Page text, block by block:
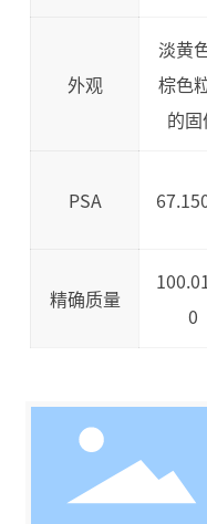
外观
淡黄
棕色
的
PSA
精确质量
0